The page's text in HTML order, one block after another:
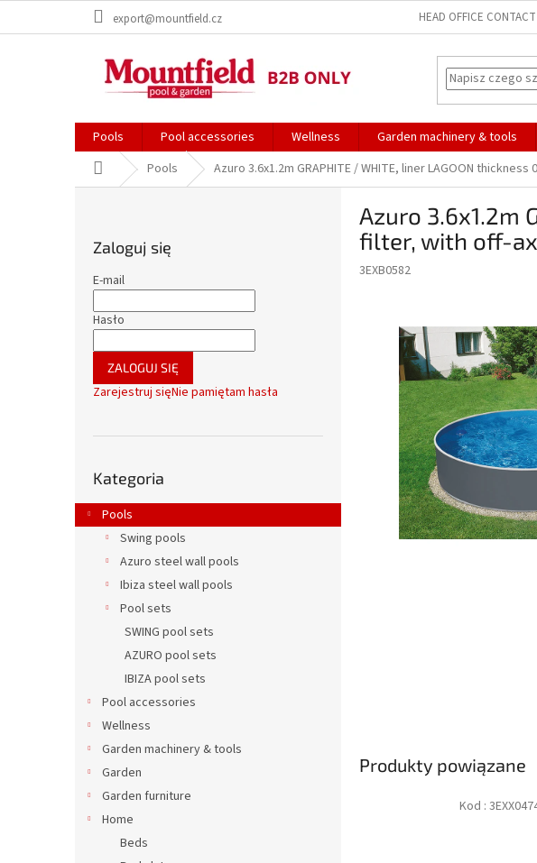
export@mountfield.cz HEAD OFFICE CONTACT
Pools Pool accessories Wellness Garden machinery & tools
Home Pools Azuro 3.6x1.2m GRAPHITE / WHITE, liner LAGOON
Zaloguj się
E-mail
Hasło
ZALOGUJ SIĘ
Zarejestruj sięNie pamiętam hasła
kategorie
Kategoria
Pools
Swing pools
Azuro steel wall pools
Ibiza steel wall pools
Pool sets
SWING pool sets
AZURO pool sets
IBIZA pool sets
Pool accessories
Wellness
Garden machinery & tools
Garden
Garden furniture
Home
Beds
Azuro 3.6x1.2m
filter, with off-
3EXB0582
Produkty powiązane
Kod :